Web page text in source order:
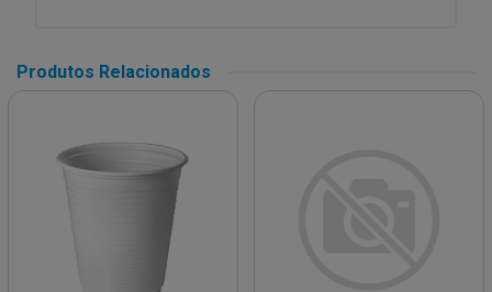
Produtos Relacionados